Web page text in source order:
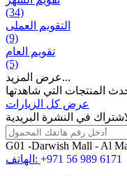
(34)
التقويم العملی
(9)
تقويم العام
(5)
عرض المزيد...
المنتجات التي شاهدتها
عرض كل الزيارات
في النشرة البريدية
G01 -Darwish Mall - Al
الهاتف: +971 56 989 6171